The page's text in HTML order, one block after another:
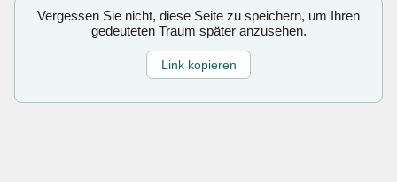
Vergessen Sie nicht, diese Seite zu speichern, um Ihren
gedeuteten Traum später anzusehen.
Link kopieren